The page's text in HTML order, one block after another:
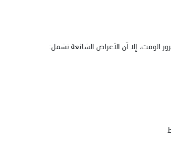
الوقت، إلا أن الأعراض الشائعة تشمل: